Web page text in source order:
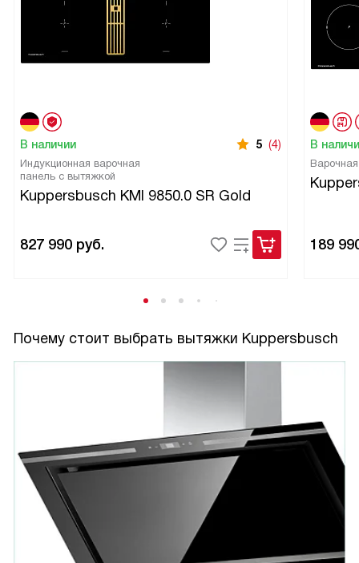
В наличии 5 (4)
Индукционная варочная
панель с вытяжкой
Kuppersbusch KMI 9850.0 SR Gold
827 990 руб.
В
189
Почему стоит выбрать вытяжки Kuppersbusch